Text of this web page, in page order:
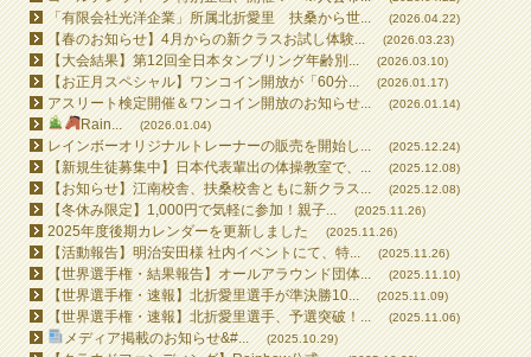
「有限会社光洋企業」所属北折愛里 扶桑から世... (2026.04.22)
【春のお知らせ】4月からの新クラスお試し体験... (2026.03.23)
【大会結果】第12回全日本タンブリング年齢別... (2026.03.10)
【お正月スペシャル】ワンコイン開放が「60分... (2026.01.17)
アスリート検定開催＆ワンコイン開放のお知らせ... (2026.01.14)
Rain... (2026.01.04)
レインボーオリジナルトレーナーの販売を開始し... (2025.12.24)
【新規生徒募集中】日本代表輩出の体操教室で、... (2025.12.08)
【お知らせ】江南校舎、扶桑校舎ともに新クラス... (2025.12.08)
【冬休み限定】1,000円で気軽に参加！親子... (2025.11.26)
2025年度後期カレンダーを更新しました (2025.11.26)
【活動報告】明治安田様 社内イベントにて、特... (2025.11.26)
【世界選手権・結果報告】オールアラウンド団体... (2025.11.10)
【世界選手権・速報】北折愛里選手が準決勝10... (2025.11.09)
【世界選手権・速報】北折愛里選手、予選突破！... (2025.11.06)
メディア掲載のお知らせ&#... (2025.10.29)